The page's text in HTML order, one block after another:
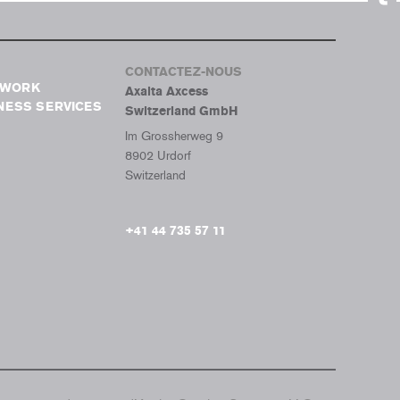
SERVICES
CONTACTEZ-NOUS
Axalta Axcess
Switzerland GmbH
Im Grossherweg 9
8902 Urdorf
Switzerland
+41 44 735 57 11